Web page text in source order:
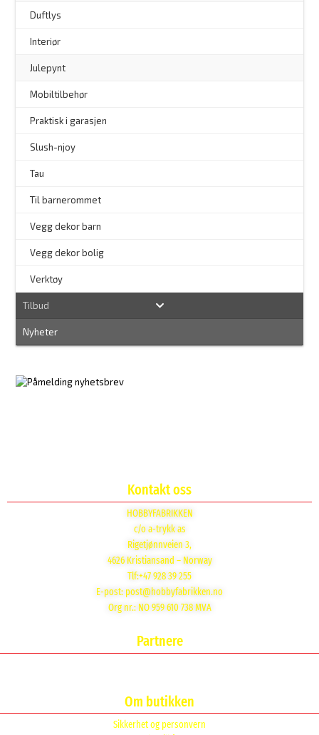
Duftlys
Interiør
Julepynt
Mobiltilbehør
Praktisk i garasjen
Slush-njoy
Tau
Til barnerommet
Vegg dekor barn
Vegg dekor bolig
Verktøy
Tilbud
Nyheter
Kontakt oss
HOBBYFABRIKKEN
c/o a-trykk as
Rigetjønnveien 3,
4626 Kristiansand – Norway
Tlf:+47 928 39 255
E-post: post@hobbyfabrikken.no
Org nr.: NO 959 610 738 MVA
Partnere
Om butikken
Sikkerhet og personvern